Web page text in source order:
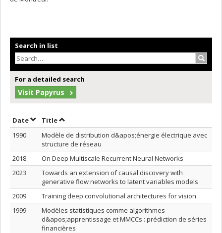
Search in list
For a detailed search
Visit Papyrus
DateSort by date in ascending order
TitleSort by title in ascending order
1990
Modèle de distribution d&apos;énergie électrique avec
structure de réseau
2018
On Deep Multiscale Recurrent Neural Networks
2023
Towards an extension of causal discovery with
generative flow networks to latent variables models
2009
Training deep convolutional architectures for vision
1999
Modèles statistiques comme algorithmes
d&apos;apprentissage et MMCCs : prédiction de séries
financières